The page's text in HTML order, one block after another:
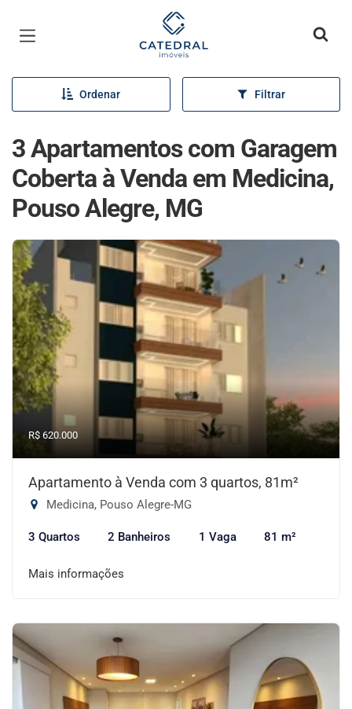
Página inicial
Ordenar Filtrar
3 Apartamentos com Garagem
Coberta à Venda em Medicina,
Pouso Alegre, MG
R$ 620.000
Apartamento à Venda com 3 quartos, 81m²
Medicina, Pouso Alegre-MG
3 Quartos 2 Banheiros 1 Vaga 81 m²
Mais informações